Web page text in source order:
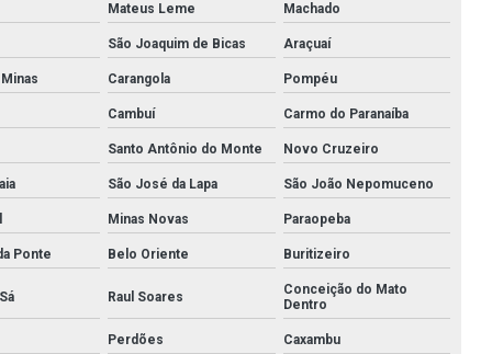
Conexões inox
Conexões inox roscadas
Conexões sanitárias
Conexões sanitarias em aço inox
Conexões para tubos de aço carbono
Conexões tubulares aço carbono
Conexões tubulares aço inox
Mateus Leme Machado
São Joaquim de Bicas Araçuaí
Carangola Pompéu
Cambuí Carmo do Paranaíba
Santo Antônio do Monte Novo Cruzeiro
São José da Lapa São João Nepomuceno
Minas Novas Paraopeba
Ponte Belo Oriente Buritizeiro
Raul Soares
Conceição do Mato
Dentro
Perdões Caxambu